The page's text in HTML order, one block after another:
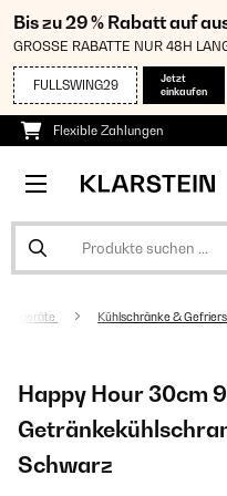
Bis zu 29 % Rabatt auf
GROSSE RABATTE NUR 48H
FULLSWING29
Jetzt
einkaufen
Flexible Zahlungen
Kühlschränke &
Happy Hour 30cm
Schwarz